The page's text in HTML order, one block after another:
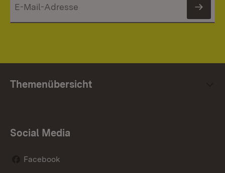
Themenübersicht
Social Media
Facebook